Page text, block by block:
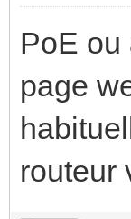
PoE ou
page
routeur